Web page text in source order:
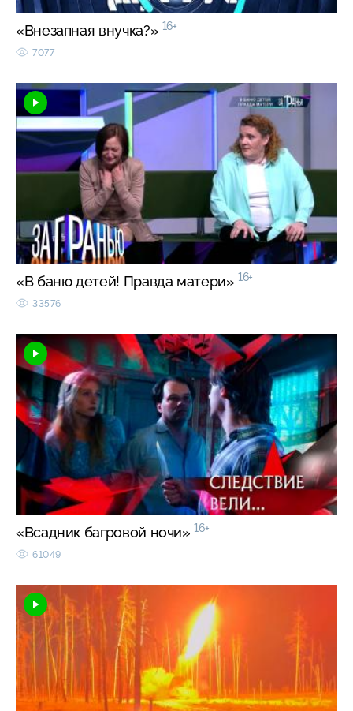
«Внезапная внучка?» 16+
7077
«В баню детей! Правда матери» 16+
33576
«Всадник багровой ночи» 16+
61049